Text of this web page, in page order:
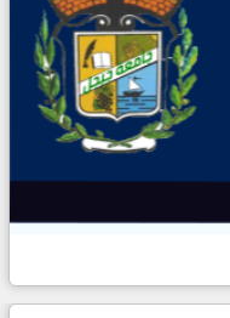
L'Université
Facultés
Pedagogie
Recherche
Planification